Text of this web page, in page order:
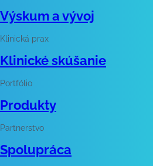
Výskum a vývoj
Klinická prax
Klinické skúšanie
Portfólio
Produkty
Partnerstvo
Spolupráca